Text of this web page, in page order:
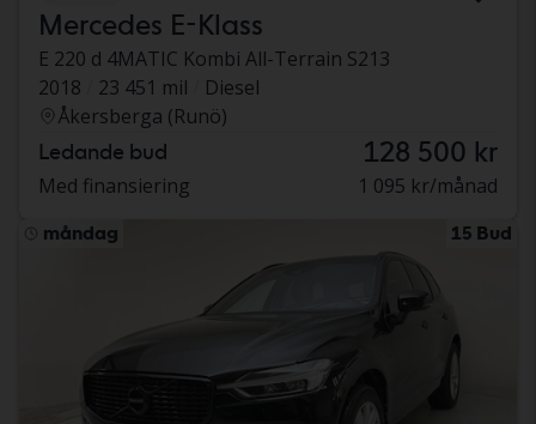
Mercedes E-Klass
E 220 d 4MATIC Kombi All-Terrain S213
2018
23 451 mil
Diesel
Åkersberga (Runö)
Ledande bud 128 500 kr
Med finansiering 1 095 kr/månad
måndag 15 Bud